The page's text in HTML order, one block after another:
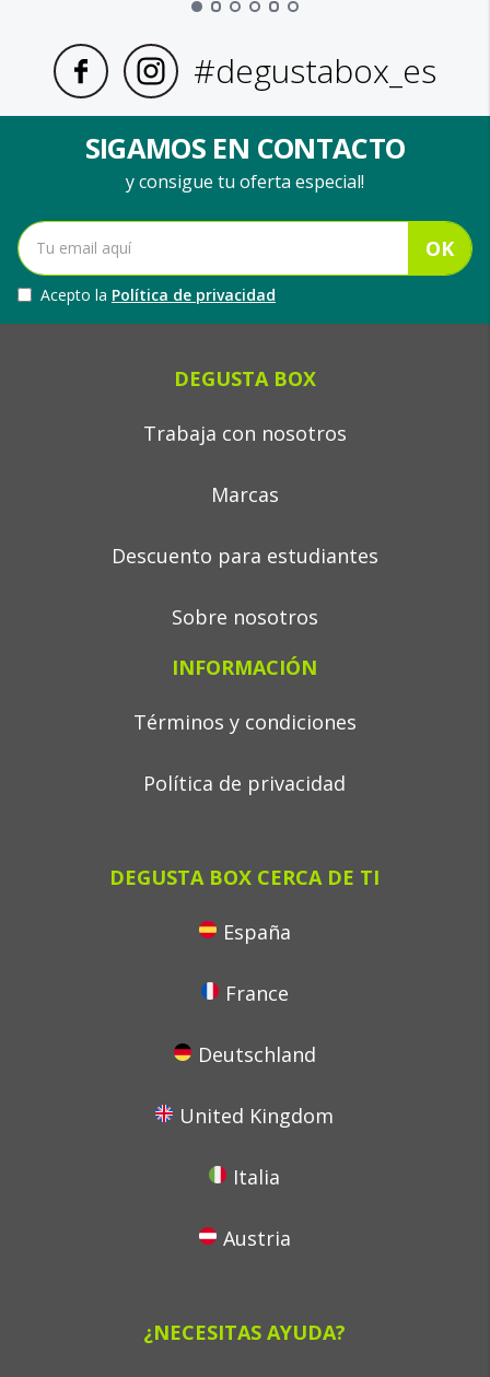
#degustabox_es
SIGAMOS EN CONTACTO
y consigue tu oferta especial!
OK
Acepto la Política de privacidad
DEGUSTA BOX
Trabaja con nosotros
Marcas
Descuento para estudiantes
Sobre nosotros
INFORMACIÓN
Términos y condiciones
Política de privacidad
DEGUSTA BOX CERCA DE TI
España
France
Deutschland
United Kingdom
Italia
Austria
¿NECESITAS AYUDA?